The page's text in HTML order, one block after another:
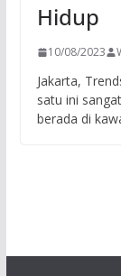
Hidup
10/08/2023
Jakarta,
satu ini
berada di